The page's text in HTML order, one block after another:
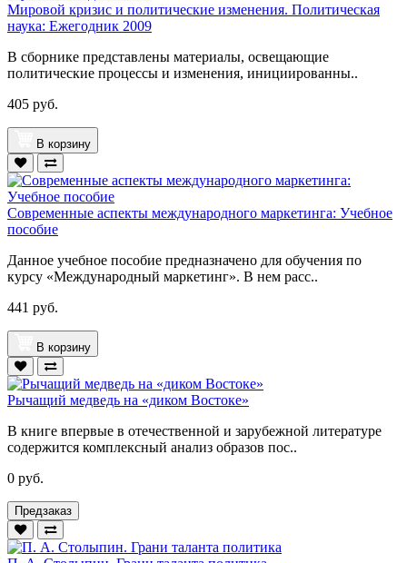
Мировой кризис и политические изменения. Политическая
наука: Ежегодник 2009
В сборнике представлены материалы, освещающие
политические процессы и изменения, инициированны..
405 руб.
В корзину
Современные аспекты международного маркетинга: Учебное
пособие
Данное учебное пособие предназначено для обучения по
курсу «Международный маркетинг». В нем расс..
441 руб.
В корзину
Рычащий медведь на «диком Востоке»
В книге впервые в отечественной и зарубежной литературе
содержится комплексный анализ образов пос..
0 руб.
Предзаказ